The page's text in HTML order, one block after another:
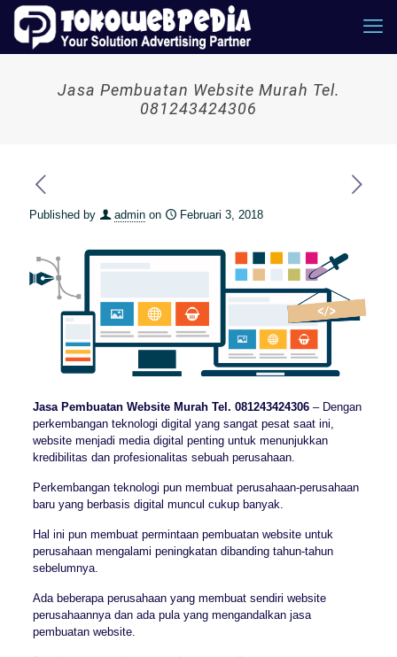
Jasa Pembuatan Website Murah Tel.
081243424306
Published by admin on Februari 3, 2018
Jasa Pembuatan Website Murah Tel. 081243424306– Dengan
perkembangan teknologi digital yang sangat pesat saat ini,
website menjadi media digital penting untuk menunjukkan
kredibilitas dan profesionalitas sebuah perusahaan.
Perkembangan teknologi pun membuat perusahaan-perusahaan
baru yang berbasis digital muncul cukup banyak.
Hal ini pun membuat permintaan pembuatan website untuk
perusahaan mengalami peningkatan dibanding tahun-tahun
sebelumnya.
Ada beberapa perusahaan yang membuat sendiri website
perusahaannya dan ada pula yang mengandalkan jasa
pembuatan website.